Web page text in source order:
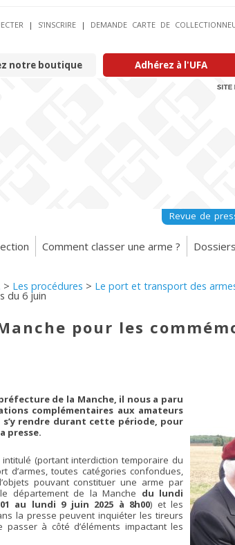
| S’INSCRIRE | DEMANDE CARTE DE
notre boutique Adhérez à l'UFA
Revue de
Comment classer une arme ? Dossiers
> Les procédures > Le port et transport des
du 6 juin
pour les
de la Manche, il nous a paru
complémentaires aux amateurs
rendre durant cette période, pour
presse.
(portant interdiction temporaire du
d’armes, toutes catégories confondues,
pouvant constituer une arme par
département de la Manche du lundi
au lundi 9 juin 2025 à 8h00) et les
la presse peuvent inquiéter les tireurs
passer à côté d’éléments impactant les